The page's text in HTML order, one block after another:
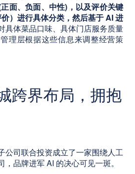
面、负面、中性)，以及评价关键
）进行具体分类，然后基于 AI 进
具体菜品口味、具体门店服务质量
理层根据这些信息来调整经营策
跨界布局，拥抱
公司联合投资成立了一家围绕人工
品牌进军 AI 的决心可见一斑。